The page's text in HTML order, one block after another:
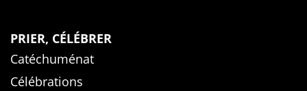
PRIER, CÉLÉBRER
Catéchuménat
Célébrations